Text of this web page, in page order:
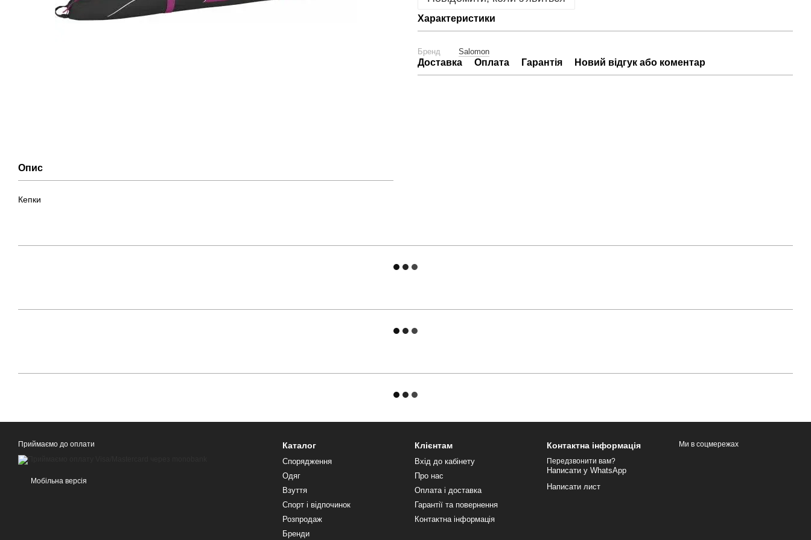
Опис
Кепки
Характеристики
Бренд Salomon
Доставка Оплата Гарантія Новий відгук або коментар
Приймаємо до оплати
Мобільна версія
Каталог
Спорядження
Одяг
Взуття
Спорт і відпочинок
Розпродаж
Бренди
Клієнтам
Вхід до кабінету
Про нас
Оплата і доставка
Гарантії та повернення
Контактна інформація
Контактна інформація
Передзвонити вам?
Написати у WhatsApp
Написати лист
Ми в соцмережах